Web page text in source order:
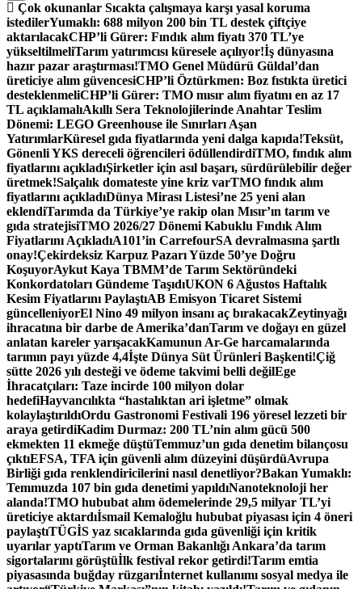
Çok okunanlar Sıcakta çalışmaya karşı yasal koruma
istedilerYumaklı: 688 milyon 200 bin TL destek çiftçiye
aktarılacakCHP’li Gürer: Fındık alım fiyatı 370 TL’ye
yükseltilmeliTarım yatırımcısı küresele açılıyor!İş dünyasına
hazır pazar araştırması!TMO Genel Müdürü Güldal’dan
üreticiye alım güvencesiCHP’li Öztürkmen: Boz fıstıkta üretici
desteklenmeliCHP’li Gürer: TMO mısır alım fiyatını en az 17
TL açıklamalıAkıllı Sera Teknolojilerinde Anahtar Teslim
Dönemi: LEGO Greenhouse ile Sınırları Aşan
YatırımlarKüresel gıda fiyatlarında yeni dalga kapıda!Teksüt,
Gönenli YKS dereceli öğrencileri ödüllendirdiTMO, fındık alım
fiyatlarını açıkladıŞirketler için asıl başarı, sürdürülebilir değer
üretmek!Salçalık domateste yine kriz varTMO fındık alım
fiyatlarını açıkladıDünya Mirası Listesi’ne 25 yeni alan
eklendiTarımda da Türkiye’ye rakip olan Mısır’ın tarım ve
gıda stratejisiTMO 2026/27 Dönemi Kabuklu Fındık Alım
Fiyatlarını AçıkladıA101’in CarrefourSA devralmasına şartlı
onay!Çekirdeksiz Karpuz Pazarı Yüzde 50’ye Doğru
KoşuyorAykut Kaya TBMM’de Tarım Sektöründeki
Konkordatoları Gündeme TaşıdıUKON 6 Ağustos Haftalık
Kesim Fiyatlarını PaylaştıAB Emisyon Ticaret Sistemi
güncelleniyorEl Nino 49 milyon insanı aç bırakacakZeytinyağı
ihracatına bir darbe de Amerika’danTarım ve doğayı en güzel
anlatan kareler yarışacakKamunun Ar-Ge harcamalarında
tarımın payı yüzde 4,4İşte Dünya Süt Ürünleri Başkenti!Çiğ
sütte 2026 yılı desteği ve ödeme takvimi belli değilEge
İhracatçıları: Taze incirde 100 milyon dolar
hedefiHayvancılıkta “hastalıktan ari işletme” olmak
kolaylaştırıldıOrdu Gastronomi Festivali 196 yöresel lezzeti bir
araya getirdiKadim Durmaz: 200 TL’nin alım gücü 500
ekmekten 11 ekmeğe düştüTemmuz’un gıda denetim bilançosu
çıktıEFSA, TFA için güvenli alım düzeyini düşürdüAvrupa
Birliği gıda renklendiricilerini nasıl denetliyor?Bakan Yumaklı:
Temmuzda 107 bin gıda denetimi yapıldıNanoteknoloji her
alanda!TMO hububat alım ödemelerinde 29,5 milyar TL’yi
üreticiye aktardıİsmail Kemaloğlu hububat piyasası için 4 öneri
paylaştıTÜGİS yaz sıcaklarında gıda güvenliği için kritik
uyarılar yaptıTarım ve Orman Bakanlığı Ankara’da tarım
sigortalarını görüştüİlk festival rekor getirdi!Tarım emtia
piyasasında buğday rüzgarıİnternet kullanımı sosyal medya ile